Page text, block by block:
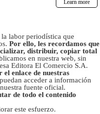
labor periodística que
Por ello, les recordamos que
distribuir, copiar total
en nuestra web, sin
Editora El Comercio S.A.
enlace de nuestras
acceder a información
fuente oficial.
de todo el contenido
este esfuerzo.